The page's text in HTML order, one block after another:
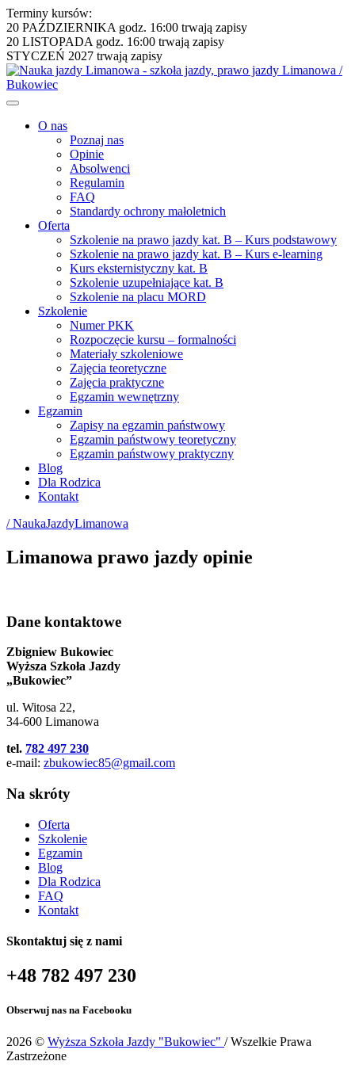
Terminy kursów:
20 PAŹDZIERNIKA godz. 16:00 trwają zapisy
20 LISTOPADA godz. 16:00 trwają zapisy
STYCZEŃ 2027 trwają zapisy
O nas
Poznaj nas
Opinie
Absolwenci
Regulamin
FAQ
Standardy ochrony małoletnich
Oferta
Szkolenie na prawo jazdy kat. B – Kurs podstawowy
Szkolenie na prawo jazdy kat. B – Kurs e-learning
Kurs eksternistyczny kat. B
Szkolenie uzupełniające kat. B
Szkolenie na placu MORD
Szkolenie
Numer PKK
Rozpoczęcie kursu – formalności
Materiały szkoleniowe
Zajęcia teoretyczne
Zajęcia praktyczne
Egzamin wewnętrzny
Egzamin
Zapisy na egzamin państwowy
Egzamin państwowy teoretyczny
Egzamin państwowy praktyczny
Blog
Dla Rodzica
Kontakt
/ NaukaJazdyLimanowa
Limanowa prawo jazdy opinie
Dane kontaktowe
Zbigniew Bukowiec
Wyższa Szkoła Jazdy
„Bukowiec”
ul. Witosa 22,
34-600 Limanowa
tel. 782 497 230
e-mail: zbukowiec85@gmail.com
Na skróty
Oferta
Szkolenie
Egzamin
Blog
Dla Rodzica
FAQ
Kontakt
Skontaktuj się z nami
+48 782 497 230
Obserwuj nas na Facebooku
2026 © Wyższa Szkoła Jazdy "Bukowiec" / Wszelkie Prawa
Zastrzeżone